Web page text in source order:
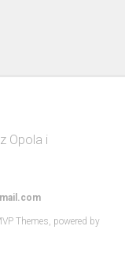
Themes, powered by